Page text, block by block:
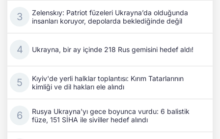
Zelenskıy: Patriot füzeleri Ukrayna’da olduğunda
insanları koruyor, depolarda beklediğinde değil
Ukrayna, bir ay içinde 218 Rus gemisini hedef aldı!
Kıyiv'de yerli halklar toplantısı: Kırım Tatarlarının
kimliği ve dil hakları ele alındı
Rusya Ukrayna'yı gece boyunca vurdu: 6 balistik
füze, 151 SİHA ile siviller hedef alındı